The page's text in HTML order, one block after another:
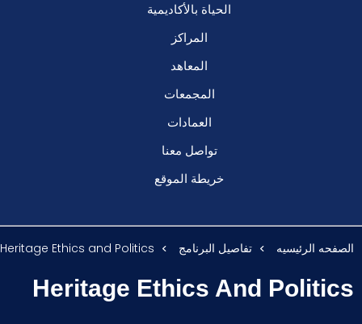
الحياة بالأكاديمية
المراكز
المعاهد
المجمعات
العمادات
تواصل معنا
خريطة الموقع
الصفحه الرئيسيه تفاصيل البرنامج Heritage Ethics and Politics
Heritage Ethics And Politics